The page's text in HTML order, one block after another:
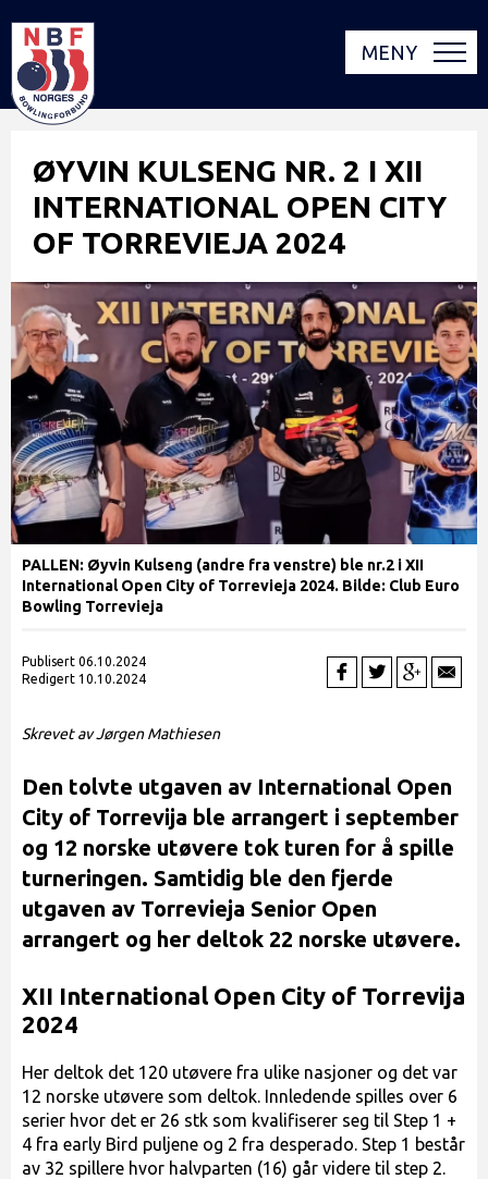
MENY
ØYVIN KULSENG NR. 2 I XII
INTERNATIONAL OPEN CITY
OF TORREVIEJA 2024
PALLEN: Øyvin Kulseng (andre fra venstre) ble nr.2 i XII
International Open City of Torrevieja 2024. Bilde: Club Euro
Bowling Torrevieja
Publisert 06.10.2024
Redigert 10.10.2024
Skrevet av Jørgen Mathiesen
Den tolvte utgaven av International Open
City of Torrevija ble arrangert i september
og 12 norske utøvere tok turen for å spille
turneringen. Samtidig ble den fjerde
utgaven av Torrevieja Senior Open
arrangert og her deltok 22 norske utøvere.
XII International Open City of Torrevija
2024
Her deltok det 120 utøvere fra ulike nasjoner og det var
12 norske utøvere som deltok. Innledende spilles over 6
serier hvor det er 26 stk som kvalifiserer seg til Step 1 +
4 fra early Bird puljene og 2 fra desperado. Step 1 består
av 32 spillere hvor halvparten (16) går videre til step 2.